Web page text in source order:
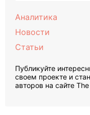
Аналитика
Новости
Статьи
Публикуйте
своем проекте и
авторов на сайте